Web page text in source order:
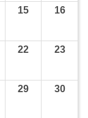
15 16
22 23
29 30